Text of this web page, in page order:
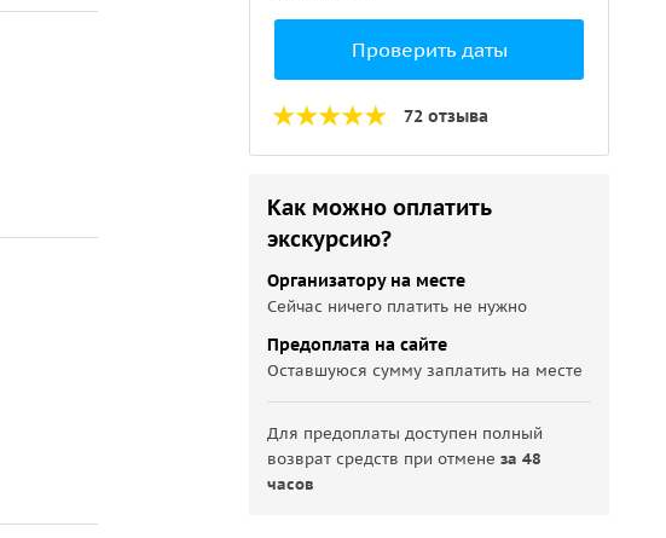
Проверить даты
72 отзыва
Как можно оплатить
экскурсию?
Организатору на месте
Сейчас ничего платить не нужно
Предоплата на сайте
Оставшуюся сумму заплатить на месте
Для предоплаты доступен полный
возврат средств при отменеза 48
часов